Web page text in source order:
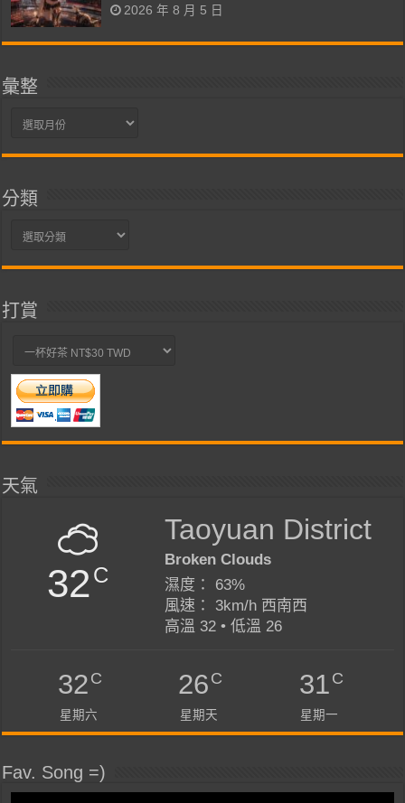
2026 年 8 月 5 日
彙整
彙
分類
分
打賞
天氣
32C
Taoyuan District
Broken Clouds
濕度： 63%
風速： 3km/h 西南西
高溫 32 • 低溫 26
32C
星期六
26C
星期天
31C
星期一
Fav. Song =)